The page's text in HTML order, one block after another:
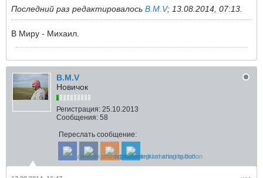
Последний раз редактировалось B.M.V; 13.08.2014, 07:13
В Миру - Михаил.
B.M.V
Новичок
Регистрация: 25.10.2013
Сообщения: 58
Переслать сообщение: